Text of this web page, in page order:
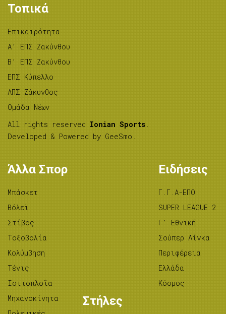
Τοπικά
Επικαιρότητα
A’ ΕΠΣ Ζακύνθου
B’ ΕΠΣ Ζακύνθου
ΕΠΣ Κύπελλο
ΑΠΣ Ζάκυνθος
Ομάδα Νέων
All rights reserved Ionian Sports .
Developed & Powered by GeeSmo .
Άλλα Σπορ
Μπάσκετ
Βόλεϊ
Στίβος
Tοξοβολία
Κολύμβηση
Τένις
Ιστιοπλοΐα
Μηχανοκίνητα
Ειδήσεις
Γ.Γ.Α-ΕΠΟ
SUPER LEAGUE 2
Γ’ Εθνική
Σούπερ Λίγκα
Περιφέρεια
Ελλάδα
Κόσμος
Στήλες